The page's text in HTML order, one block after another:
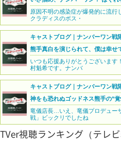
原因不明の感染症が爆発的に流行
クラディスのボス・
キャストブログ｜ナンバーワン戦
熊手真白を演じられて、僕は幸せ
いつも応援ありがとうございます
村魁希です。ナンバ
キャストブログ｜ナンバーワン戦
神をも恐れぬゴッドネス熊手の“
竜儀店長…いえ、竜儀プロデュー
戦」ビックリでしたね
TVer視聴ランキング（テレビ